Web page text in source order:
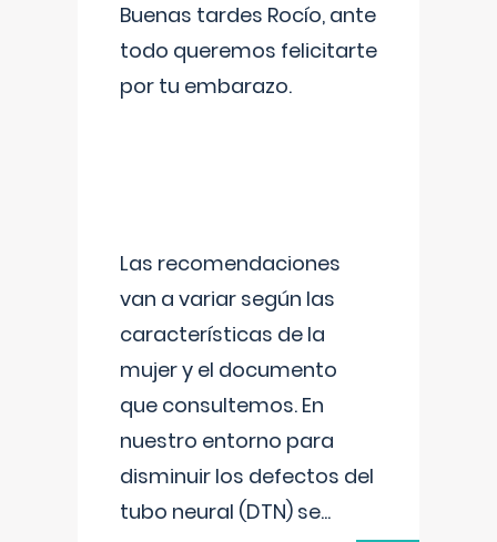
Buenas tardes Rocío, ante
todo queremos felicitarte
por tu embarazo.
Las recomendaciones
van a variar según las
características de la
mujer y el documento
que consultemos. En
nuestro entorno para
disminuir los defectos del
tubo neural (DTN) se...